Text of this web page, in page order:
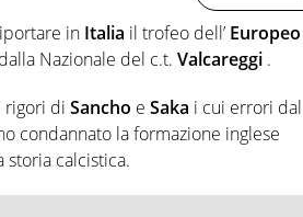
in Italia il trofeo dell’ Europeo
Nazionale del c.t. Valcareggi .
rigori di Sancho e Saka i cui errori dal
condannato la formazione inglese
calcistica.